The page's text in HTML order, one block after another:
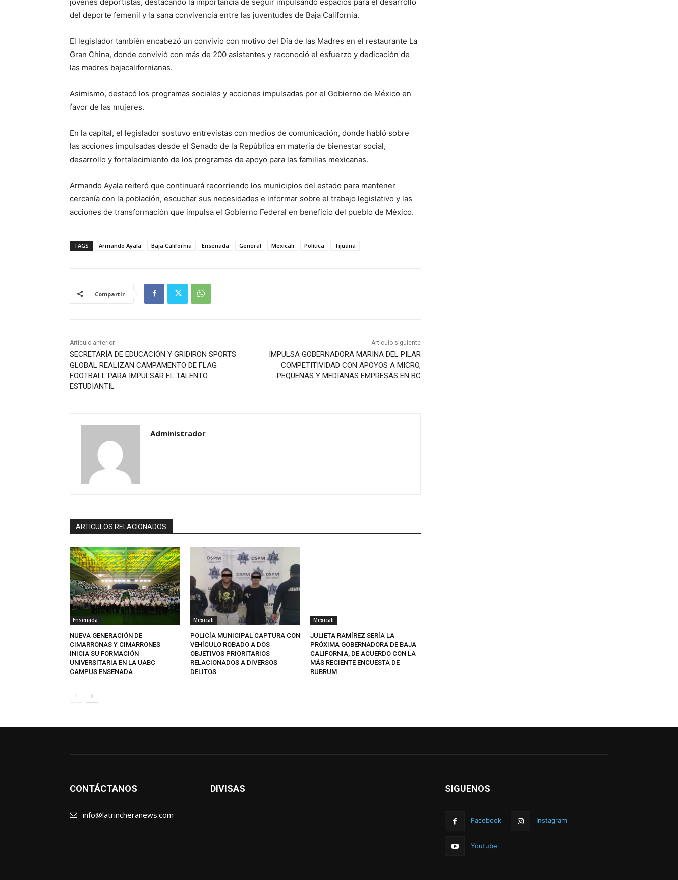
del deporte femenil y la sana convivencia entre las juventudes de Baja California.
El legislador también encabezó un convivio con motivo del Día de las Madres en el restaurante La
Gran China, donde convivió con más de 200 asistentes y reconoció el esfuerzo y dedicación de
las madres bajacalifornianas.
Asimismo, destacó los programas sociales y acciones impulsadas por el Gobierno de México en
favor de las mujeres.
En la capital, el legislador sostuvo entrevistas con medios de comunicación, donde habló sobre
las acciones impulsadas desde el Senado de la República en materia de bienestar social,
desarrollo y fortalecimiento de los programas de apoyo para las familias mexicanas.
Armando Ayala reiteró que continuará recorriendo los municipios del estado para mantener
cercanía con la población, escuchar sus necesidades e informar sobre el trabajo legislativo y las
acciones de transformación que impulsa el Gobierno Federal en beneficio del pueblo de México.
TAGS Armando Ayala Baja California Ensenada General Mexicali Política Tijuana
Compartir
Artículo anterior
SECRETARÍA DE EDUCACIÓN Y GRIDIRON SPORTS
GLOBAL REALIZAN CAMPAMENTO DE FLAG
FOOTBALL PARA IMPULSAR EL TALENTO
ESTUDIANTIL
Artículo siguiente
IMPULSA GOBERNADORA MARINA DEL PILAR
COMPETITIVIDAD CON APOYOS A MICRO,
PEQUEÑAS Y MEDIANAS EMPRESAS EN BC
Administrador
ARTICULOS RELACIONADOS
Ensenada
NUEVA GENERACIÓN DE
CIMARRONAS Y CIMARRONES
INICIA SU FORMACIÓN
UNIVERSITARIA EN LA UABC
CAMPUS ENSENADA
Mexicali
POLICÍA MUNICIPAL CAPTURA CON
VEHÍCULO ROBADO A DOS
OBJETIVOS PRIORITARIOS
RELACIONADOS A DIVERSOS
DELITOS
Mexicali
JULIETA RAMÍREZ SERÍA LA
PRÓXIMA GOBERNADORA DE BAJA
CALIFORNIA, DE ACUERDO CON LA
MÁS RECIENTE ENCUESTA DE
RUBRUM
CONTÁCTANOS
info@latrincheranews.com
DIVISAS SIGUENOS
Facebook Instagram
Youtube